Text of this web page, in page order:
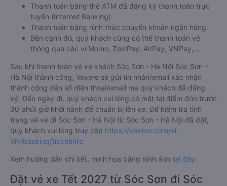
Thanh toán bằng thẻ ATM đã đăng ký thanh toán trực
tuyến (Internet Banking).
Thanh toán bằng hình thức chuyển khoản ngân hàng.
Bên cạnh đó, quý khách cũng có thể thanh toán vé
thông qua các ví Momo, ZaloPay, AirPay, VNPay,…
Sau khi thanh toán vé xe khách Sóc Sơn - Hà Nội Sóc Sơn -
Hà Nội thành công, Vexere sẽ gửi tin nhắn/email xác nhận
thành công đến số điện thoại/email mà quý khách đã đăng
ký. Đến ngày đi, quý khách vui lòng có mặt tại điểm đón trước
30 phút giờ khởi hành để chuẩn bị lên xe. Để kiểm tra tình
trạng vé xe đi Sóc Sơn - Hà Nội từ Sóc Sơn - Hà Nội đã đặt,
quý khách vui lòng truy cập https://vexere.com/vi-
VN/booking/ticketinfo
Xem hướng dẫn chi tiết, minh họa bằng hình ảnh tại đây.
Đặt vé xe Tết 2027 từ Sóc Sơn đi Sóc